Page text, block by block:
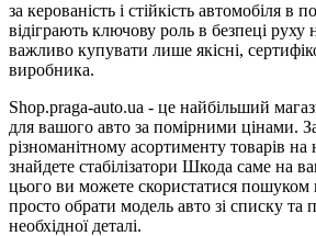
за керованість і стійкість автомобіля в
відіграють ключову роль в безпеці руху
важливо купувати лише якісні,
виробника.
Shop.praga-auto.ua - це найбільший
для вашого авто за помірними цінами.
різноманітному асортименту товарів
знайдете стабілізатори Шкода саме на
цього ви можете скористатися
просто обрати модель авто зі списку та
необхідної деталі.